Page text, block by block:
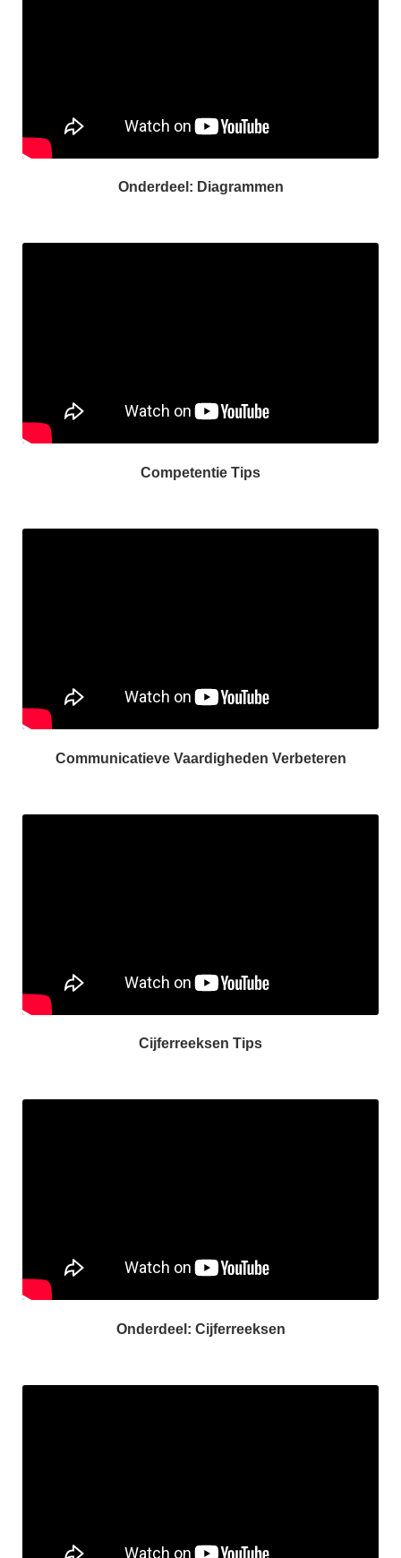
Onderdeel: Diagrammen
Competentie Tips
Communicatieve Vaardigheden Verbeteren
Cijferreeksen Tips
Onderdeel: Cijferreeksen